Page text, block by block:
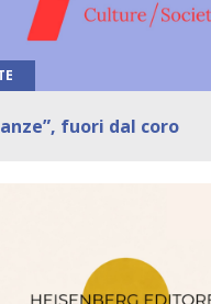
fuori dal coro